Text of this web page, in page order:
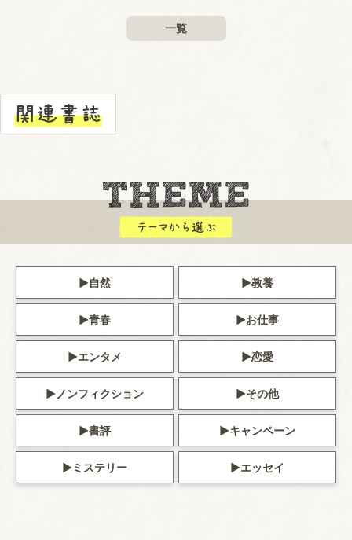
一覧
自然 教養
青春 お仕事
エンタメ 恋愛
ノンフィクション その他
書評 キャンペーン
ミステリー エッセイ